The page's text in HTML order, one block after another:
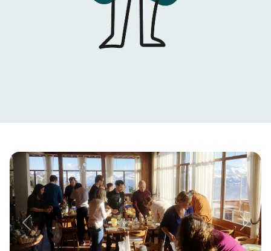
Previous Next